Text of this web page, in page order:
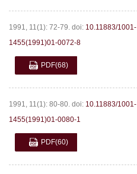
1991, 11(1): 72-79. doi: 10.11883/1001-
1455(1991)01-0072-8
PDF(68)
1991, 11(1): 80-80. doi: 10.11883/1001-
1455(1991)01-0080-1
PDF(60)